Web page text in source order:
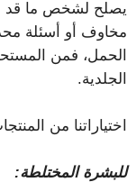
يصلح لشخص ما قد
مخاوف أو أسئلة
الحمل، فمن
الجلدية.
اختياراتنا من
للبشرة المختلطة: